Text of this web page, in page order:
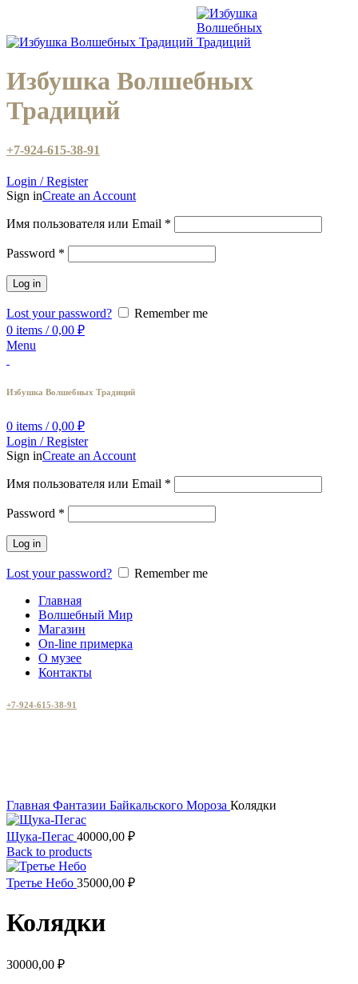
Избушка Волшебных
Традиций
+7-924-615-38-91
Login / Register
Sign inCreate an Account
Имя пользователя или Email *
Password *
Log in
Lost your password?
Remember me
0 items / 0,00 ₽
Menu
Избушка Волшебных Традиций
0 items / 0,00 ₽
Login / Register
Sign inCreate an Account
Имя пользователя или Email *
Password *
Log in
Lost your password?
Remember me
Главная
Волшебный Мир
Магазин
On-line примерка
О музее
Контакты
+7-924-615-38-91
Главная Фантазии Байкальского Мороза Колядки
Щука-Пегас 40000,00 ₽
Back to products
Третье Небо 35000,00 ₽
Колядки
30000,00 ₽